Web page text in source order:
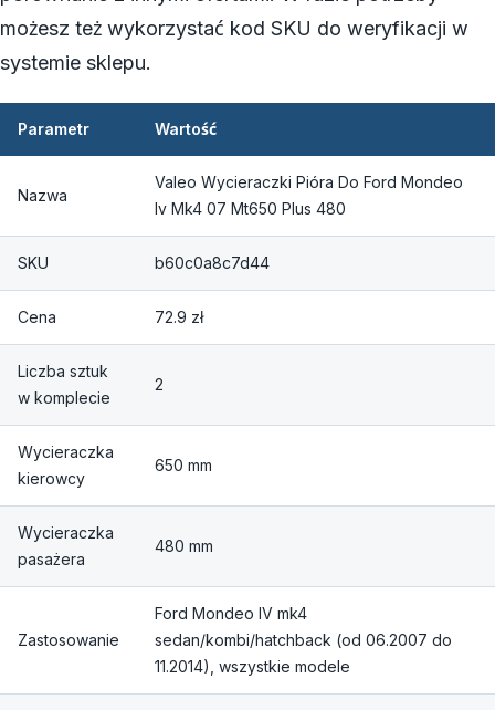
możesz też wykorzystać kod SKU do weryfikacji w
systemie sklepu.
Parametr Wartość
Nazwa
Valeo Wycieraczki Pióra Do Ford Mondeo
Iv Mk4 07 Mt650 Plus 480
SKU b60c0a8c7d44
Cena 72.9 zł
Liczba sztuk
w komplecie
2
Wycieraczka
kierowcy
650 mm
Wycieraczka
pasażera
480 mm
Zastosowanie
Ford Mondeo IV mk4
sedan/kombi/hatchback (od 06.2007 do
11.2014), wszystkie modele